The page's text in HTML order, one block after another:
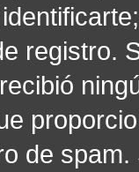
registro.
de